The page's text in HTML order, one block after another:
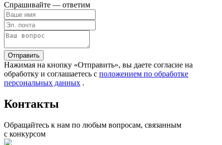
Спрашивайте — ответим
Отправить
Нажимая на кнопку «Отправить», вы даете согласие на
обработку и соглашаетесь c положением по обработке
персональных данных .
Контакты
Обращайтесь к нам по любым вопросам, связанным
с конкурсом